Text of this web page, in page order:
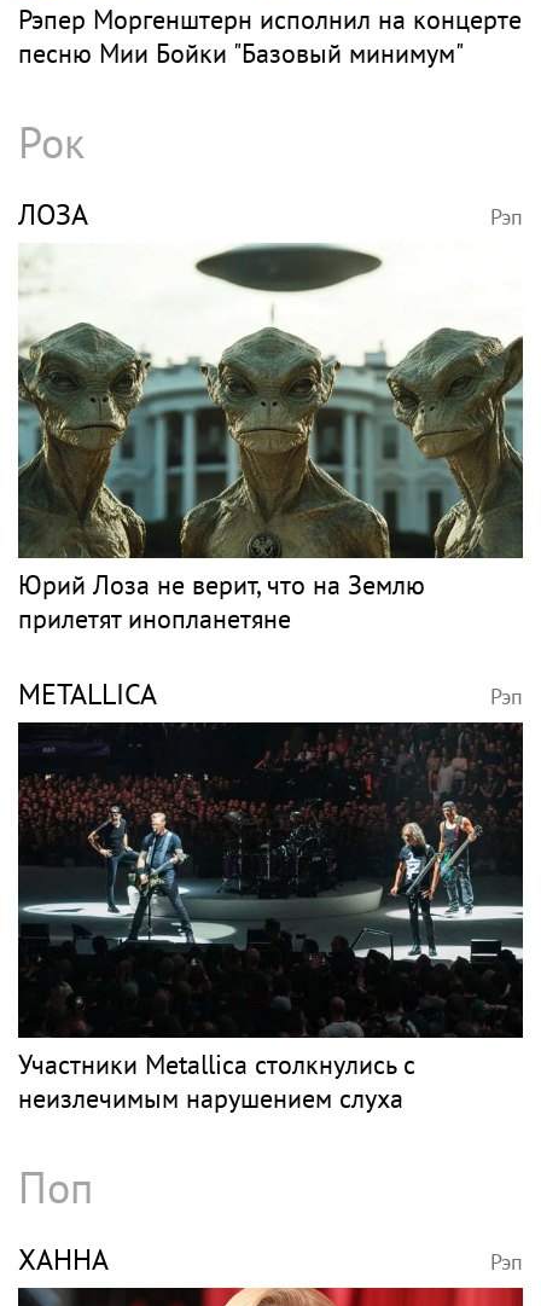
Рэпер Моргенштерн исполнил на концерте
песню Мии Бойки "Базовый минимум"
Рок
ЛОЗА Рэп
Юрий Лоза не верит, что на Землю
прилетят инопланетяне
METALLICA Рэп
Участники Metallica столкнулись с
неизлечимым нарушением слуха
Поп
ХАННА Рэп